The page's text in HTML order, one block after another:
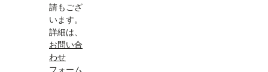
請もござ
います。
詳細は、
お問い合
わせ
フォーム